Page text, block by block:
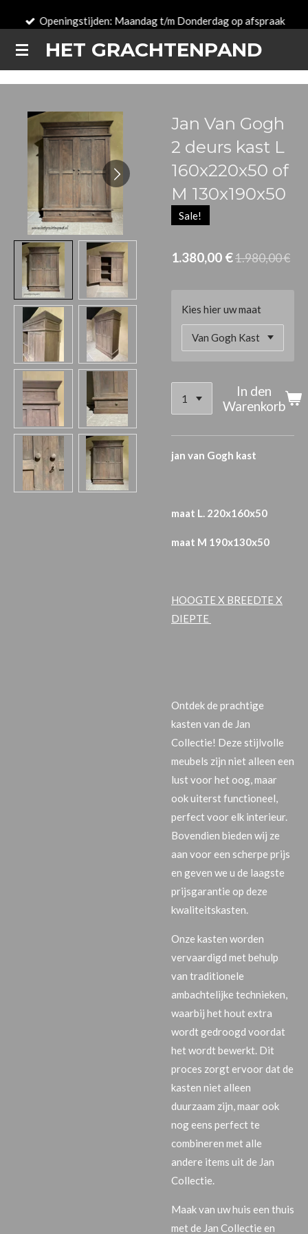
springen HET GRACHTENPAND
Openingstijden: Maandag t/m Donderdag op afspraak
Jan Van Gogh
2 deurs kast L
160x220x50 of
M 130x190x50
Sale!
1.380,00 €1.980,00 €
Kies hier uw maat
In den
Warenkorb
jan van Gogh kast
maat L. 220x160x50
maat M 190x130x50
HOOGTE X BREEDTE X
DIEPTE
Ontdek de prachtige
kasten van de Jan
Collectie! Deze stijlvolle
meubels zijn niet alleen een
lust voor het oog, maar
ook uiterst functioneel,
perfect voor elk interieur.
Bovendien bieden wij ze
aan voor een scherpe prijs
en geven we u de laagste
prijsgarantie op deze
kwaliteitskasten.
Onze kasten worden
vervaardigd met behulp
van traditionele
ambachtelijke technieken,
waarbij het hout extra
wordt gedroogd voordat
het wordt bewerkt. Dit
proces zorgt ervoor dat de
kasten niet alleen
duurzaam zijn, maar ook
nog eens perfect te
combineren met alle
andere items uit de Jan
Collectie.
Maak van uw huis een thuis
met de Jan Collectie en